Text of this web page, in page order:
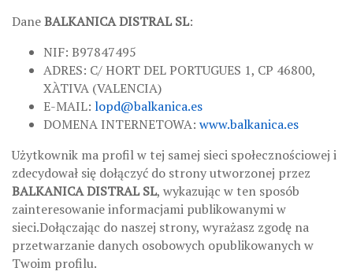
DaneBALKANICA DISTRAL SL:
NIF: B97847495
ADRES: C/ HORT DEL PORTUGUES 1, CP 46800,
XÀTIVA (VALENCIA)
E-MAIL: lopd@balkanica.es
DOMENA INTERNETOWA: www.balkanica.es
Użytkownik ma profil w tej samej sieci społecznościowej i
zdecydował się dołączyć do strony utworzonej przez
BALKANICA DISTRAL SL, wykazując w ten sposób
zainteresowanie informacjami publikowanymi w
sieci.Dołączając do naszej strony, wyrażasz zgodę na
przetwarzanie danych osobowych opublikowanych w
Twoim profilu.